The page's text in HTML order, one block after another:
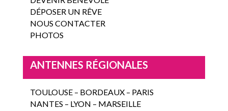
DÉPOSER UN RÊVE
NOUS CONTACTER
PHOTOS
ANTENNES RÉGIONALES
TOULOUSE – BORDEAUX – PARIS
NANTES – LYON – MARSEILLE